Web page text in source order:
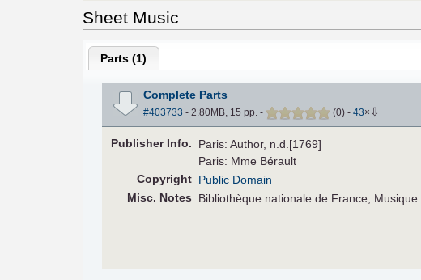
Sheet Music
Parts (1)
Complete Parts
#403733 - 2.80MB, 15 pp. - (0) - 43× ⇩
PublisherInfo.
Paris: Author, n.d.[1769]
Paris: Mme Bérault
Copyright Public Domain
Misc. Notes
Bibliothèque nationale de France, Musique